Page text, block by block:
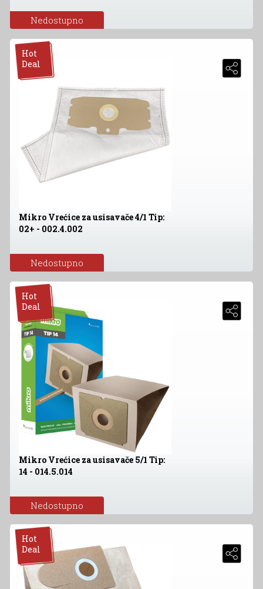
Nedostupno
Hot
Deal
Mikro Vrećice za usisavače 4/1 Tip:
02+ - 002.4.002
Nedostupno
Hot
Deal
Mikro Vrećice za usisavače 5/1 Tip:
14 - 014.5.014
Nedostupno
Hot
Deal